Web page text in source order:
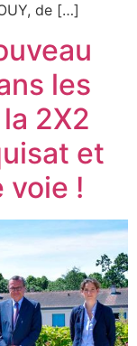
de […]
les
2X2
et
voie !